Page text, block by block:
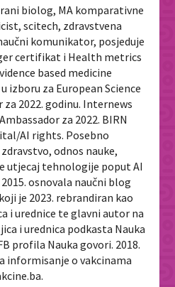
biolog, MA komparativne
scitech, zdravstvena
komunikator, posjeduje
certifikat i Health metrics
based medicine
izboru za European Science
2022. godinu. Internews
za 2022. BIRN
AI rights. Posebno
odnos nauke,
utjecaj tehnologije poput AI
osnovala naučni blog
je 2023. rebrandiran kao
i urednice te glavni autor na
i urednica podkasta Nauka
profila Nauka govori. 2018.
informisanje o vakcinama